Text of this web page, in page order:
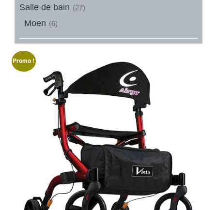
Salle de bain (27)
Moen (6)
Promo !